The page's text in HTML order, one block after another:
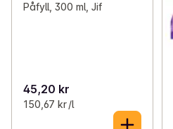
Påfyll, 300 ml, Jif
45,20 kr
150,67 kr /l